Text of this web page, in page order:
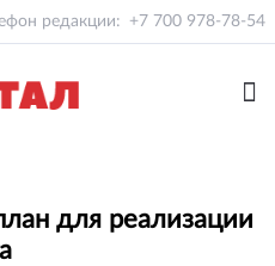
редакции: +7 700 978-78-54
для реализации